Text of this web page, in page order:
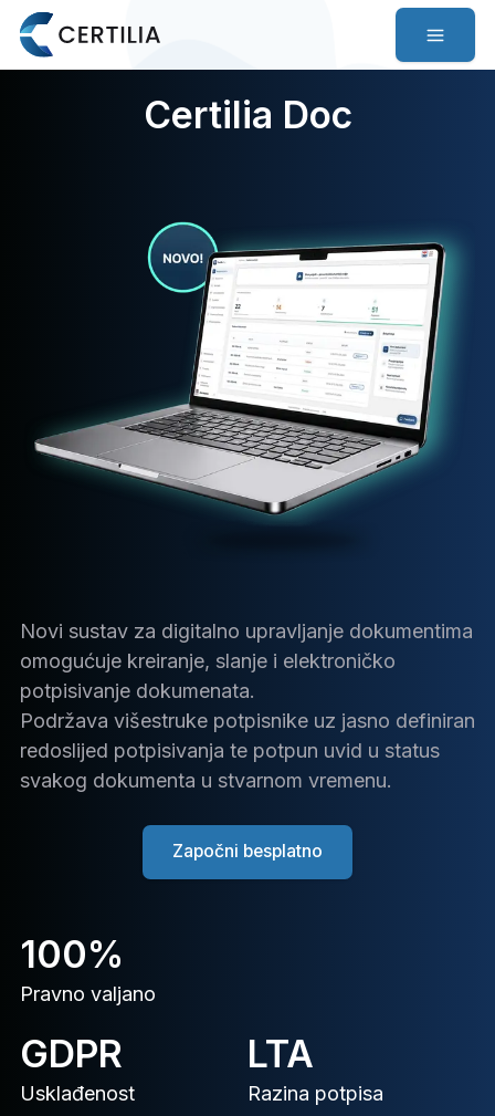
Novi sustav za digitalno upravljanje dokumentima
omogućuje kreiranje, slanje i elektroničko
potpisivanje dokumenata.
Podržava višestruke potpisnike uz jasno definiran
redoslijed potpisivanja te potpun uvid u status
svakog dokumenta u stvarnom vremenu.
Započni besplatno
100%
Pravno valjano
GDPR
Usklađenost
LTA
Razina potpisa
Certilia Doc